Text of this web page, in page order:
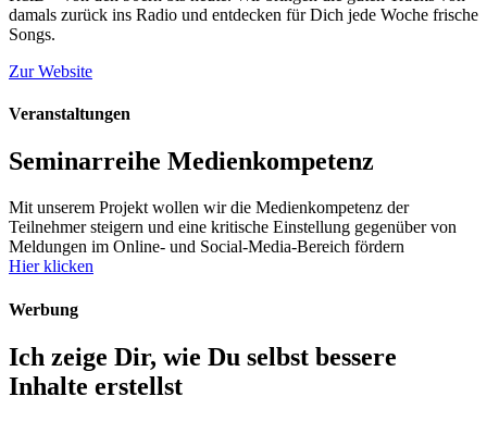
damals zurück ins Radio und entdecken für Dich jede Woche frische
Songs.
Zur Website
Veranstaltungen
Seminarreihe Medienkompetenz
Mit unserem Projekt wollen wir die Medienkompetenz der
Teilnehmer steigern und eine kritische Einstellung gegenüber von
Meldungen im Online- und Social-Media-Bereich fördern
Hier klicken
Werbung
Ich zeige Dir, wie Du selbst bessere
Inhalte erstellst